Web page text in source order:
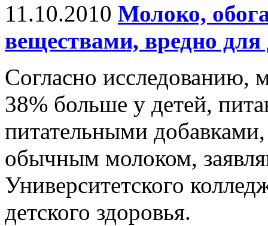
11.10.2010 Молоко,
веществами, вредно для
Согласно исследованию,
38% больше у детей,
питательными
обычным молоком,
Университетского
детского здоровья.